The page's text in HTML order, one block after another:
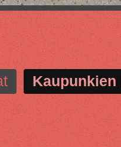
Kaupunkien